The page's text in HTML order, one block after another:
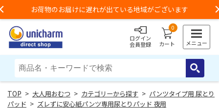
お荷物のお届けに遅れが出ている地域がございます
ログイン
会員登録
0
カート メニュー
> 大人用おむつ > カテゴリーから探す > パンツタイプ用 尿とり
パッド > ズレずに安心紙パンツ専用尿とりパッド 夜用